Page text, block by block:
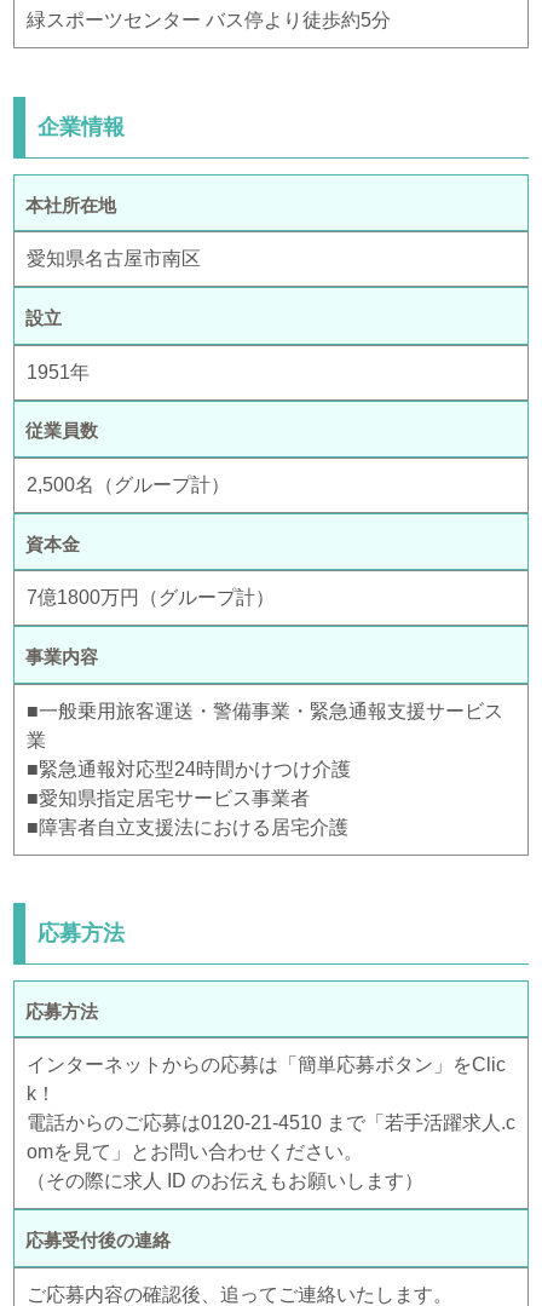
緑スポーツセンター バス停より徒歩約5分
企業情報
本社所在地
愛知県名古屋市南区
設立
1951年
従業員数
2,500名（グループ計）
資本金
7億1800万円（グループ計）
事業内容
■一般乗用旅客運送・警備事業・緊急通報支援サービス
業
■緊急通報対応型24時間かけつけ介護
■愛知県指定居宅サービス事業者
■障害者自立支援法における居宅介護
応募方法
応募方法
インターネットからの応募は「簡単応募ボタン」をClic
k！
電話からのご応募は0120-21-4510 まで「若手活躍求人.c
omを見て」とお問い合わせください。
（その際に求人 ID のお伝えもお願いします）
応募受付後の連絡
ご応募内容の確認後、追ってご連絡いたします。